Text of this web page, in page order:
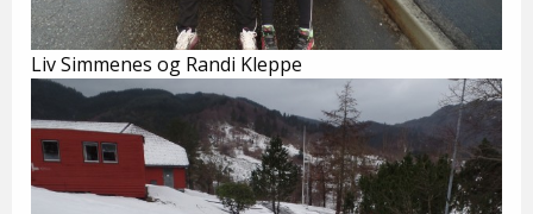
Liv Simmenes og Randi Kleppe